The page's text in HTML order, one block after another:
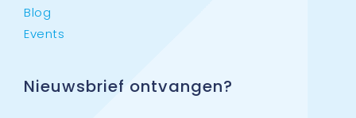
Blog
Events
Nieuwsbrief ontvangen?